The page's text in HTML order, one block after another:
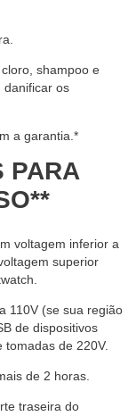
shampoo e
danificar os
a garantia.*
PARA
voltagem inferior a
superior
110V (se sua região
de dispositivos
de 220V.
de 2 horas.
traseira do